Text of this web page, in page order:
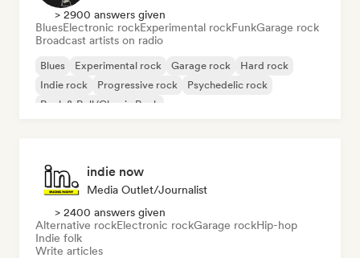
> 2900 answers given
BluesElectronic rockExperimental rockFunkGarage rock
Broadcast artists on radio
Blues Experimental rock Garage rock
Hard rock
Indie rock
Progressive rock
Psychedelic rock
Rock & Roll/Classic Rock
indie now
Media Outlet/Journalist
> 2400 answers given
Alternative rockElectronic rockGarage rockHip-hop
Indie folk
Write articles